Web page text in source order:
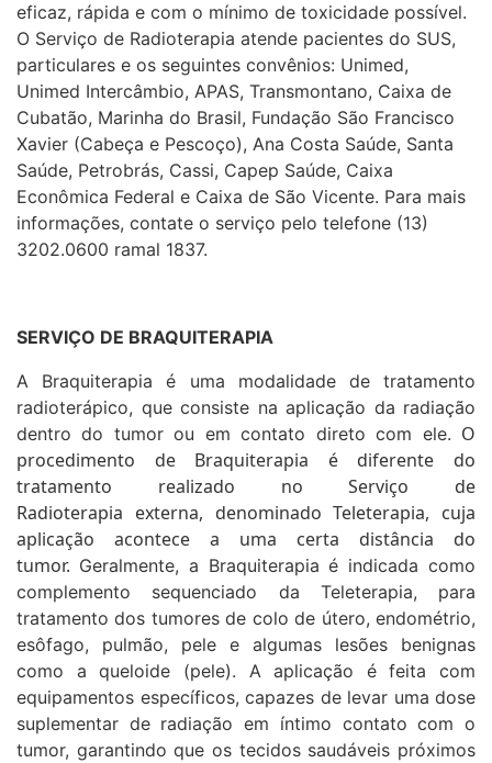
eficaz, rápida e com o mínimo de toxicidade possível.
O Serviço de Radioterapia atende pacientes do SUS,
particulares e os seguintes convênios: Unimed,
Unimed Intercâmbio, APAS, Transmontano, Caixa de
Cubatão, Marinha do Brasil, Fundação São Francisco
Xavier (Cabeça e Pescoço), Ana Costa Saúde, Santa
Saúde, Petrobrás, Cassi, Capep Saúde, Caixa
Econômica Federal e Caixa de São Vicente. Para mais
informações, contate o serviço pelo telefone (13)
3202.0600 ramal 1837.
SERVIÇO DE BRAQUITERAPIA
A Braquiterapia é uma modalidade de tratamento
radioterápico, que consiste na aplicação da radiação
dentro do tumor ou em contato direto com ele. O
procedimento de Braquiterapia é diferente do
tratamento realizado no Serviço de
Radioterapia externa, denominado Teleterapia, cuja
aplicação acontece a uma certa distância do
tumor. Geralmente, a Braquiterapia é indicada como
complemento sequenciado da Teleterapia, para
tratamento dos tumores de colo de útero, endométrio,
esôfago, pulmão, pele e algumas lesões benignas
como a queloide (pele). A aplicação é feita com
equipamentos específicos, capazes de levar uma dose
suplementar de radiação em íntimo contato com o
tumor, garantindo que os tecidos saudáveis próximos